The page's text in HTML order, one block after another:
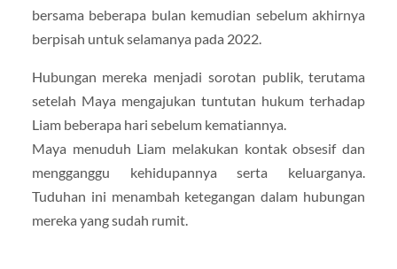
bersama beberapa bulan kemudian sebelum akhirnya
berpisah untuk selamanya pada 2022.
Hubungan mereka menjadi sorotan publik, terutama
setelah Maya mengajukan tuntutan hukum terhadap
Liam beberapa hari sebelum kematiannya.
Maya menuduh Liam melakukan kontak obsesif dan
mengganggu kehidupannya serta keluarganya.
Tuduhan ini menambah ketegangan dalam hubungan
mereka yang sudah rumit.